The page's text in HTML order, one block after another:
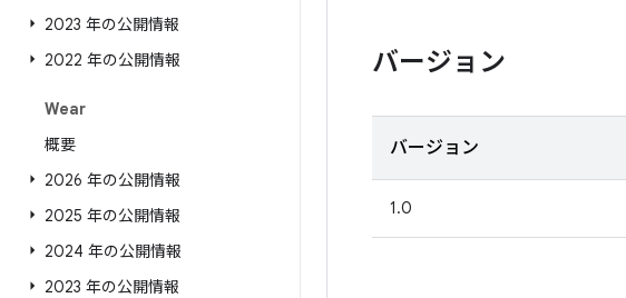
2023 年の公開情報
2022 年の公開情報
Wear
概要
2026 年の公開情報
2025 年の公開情報
2024 年の公開情報
2023 年の公開情報
バージョン
バージョン
1.0